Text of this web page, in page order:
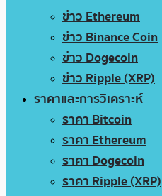
ข่าว Ethereum
ข่าว Binance Coin
ข่าว Dogecoin
ข่าว Ripple (XRP)
ราคาและการวิเคราะห์
ราคา Bitcoin
ราคา Ethereum
ราคา Dogecoin
ราคา Ripple (XRP)